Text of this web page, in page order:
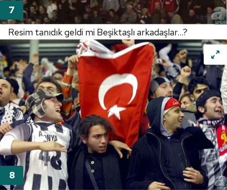
Resim tanıdık geldi mi Beşiktaşlı arkadaşlar...?